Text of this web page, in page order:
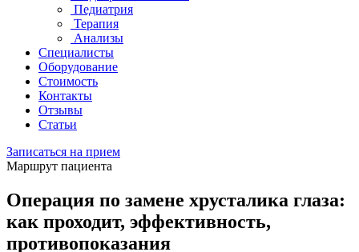
Педиатрия
Терапия
Анализы
Специалисты
Оборудование
Стоимость
Контакты
Отзывы
Статьи
Записаться на прием
Маршрут пациента
Операция по замене хрусталика глаза:
как проходит, эффективность,
противопоказания